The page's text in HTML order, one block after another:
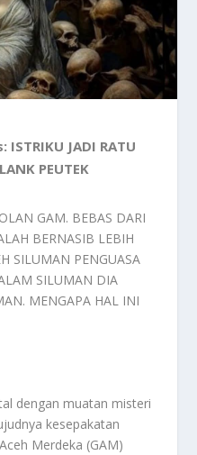
JADI RATU
PEUTEK
GAM. BEBAS DARI
BERNASIB LEBIH
SILUMAN PENGUASA
SILUMAN DIA
MENGAPA HAL INI
dengan muatan misteri
kesepakatan
Merdeka (GAM)